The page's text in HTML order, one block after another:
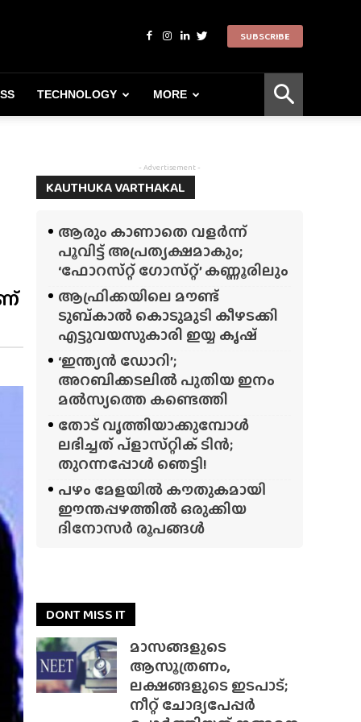
SUBSCRIBE
TECHNOLOGY MORE
- Advertisement -
KAUTHUKA VARTHAKAL
ആരും കാണാതെ വളർന്ന്
പൂവിട്ട് അപ്രത്യക്ഷമാകും;
‘ഫോറസ്‌റ്റ്‌ ഗോസ്‌റ്റ്’ കണ്ണൂരിലും
ആഫ്രിക്കയിലെ മൗണ്ട്
ടുബ്‌കാൽ കൊടുമുടി കീഴടക്കി
എട്ടുവയസുകാരി ഇയ്യ കൃഷ്
‘ഇന്ത്യൻ ഡോറി’;
അറബിക്കടലിൽ പുതിയ ഇനം
മൽസ്യത്തെ കണ്ടെത്തി
തോട് വൃത്തിയാക്കുമ്പോൾ
ലഭിച്ചത് പ്‌ളാസ്‌റ്റിക് ടിൻ;
തുറന്നപ്പോൾ ഞെട്ടി!
പഴം മേളയിൽ കൗതുകമായി
ഈന്തപ്പഴത്തിൽ ഒരുക്കിയ
ദിനോസർ രൂപങ്ങൾ
DONT MISS IT
മാസങ്ങളുടെ
ആസൂത്രണം,
ലക്ഷങ്ങളുടെ ഇടപാട്;
നീറ്റ് ചോദ്യപേപ്പർ